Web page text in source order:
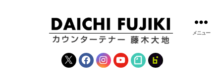
木
大
X FacebookInstagramYouTube
note fanclub
メニュー